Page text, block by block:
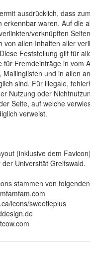
ausdrücklich, dass
erkennbar waren. Auf die
verknüpften
von allen Inhalten aller
Feststellung gilt für
für Fremdeinträge in vom
Mailinglisten und in allen
sind. Für illegale,
Nutzung oder
Seite, auf welche
verweist.
(inklusive dem
Universität Greifswald.
stammen von
icons/sweetieplus